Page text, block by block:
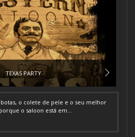
TEXAS PARTY
botas, o colete de pele e o seu melhor
o saloon está em...